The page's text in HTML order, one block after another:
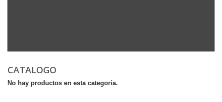
CATALOGO
No hay productos en esta categoría.